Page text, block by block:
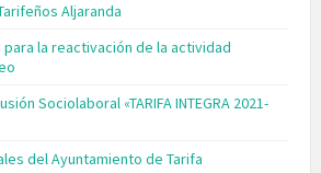
Aljaranda
la reactivación de la actividad
Sociolaboral «TARIFA INTEGRA 2021-
del Ayuntamiento de Tarifa